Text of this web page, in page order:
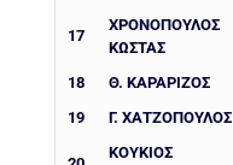
17
ΧΡΟΝΟΠΟΥΛΟΣ
ΚΩΣΤΑΣ
18
Θ. ΚΑΡΑΡΙΖΟΣ
19
Γ. ΧΑΤΖΟΠΟΥΛΟΣ
ΚΟΥΚΙΟΣ